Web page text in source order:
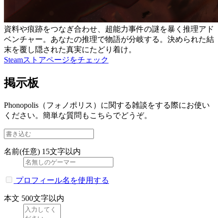
資料や痕跡をつなぎ合わせ、超能力事件の謎を暴く推理アド
ベンチャー。あなたの推理で物語が分岐する。決められた結
末を覆し隠された真実にたどり着け。
Steamストアページをチェック
掲示板
Phonopolis（フォノポリス）に関する雑談をする際にお使い
ください。簡単な質問もこちらでどうぞ。
名前(任意) 15文字以内
プロフィール名を使用する
本文 500文字以内